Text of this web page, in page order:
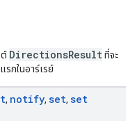
ต์ DirectionsResultที่จะ
รกในอาร์เรย์
, notify, set, set